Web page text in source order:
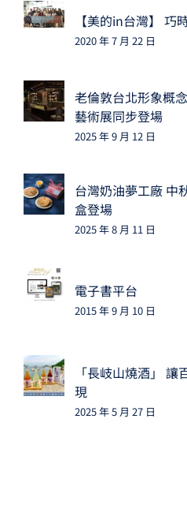
【美的in台灣】 巧
2020 年 7 月 22 日
老倫敦台北形象概
藝術展同步登場
2025 年 9 月 12 日
台灣奶油夢工廠 中
盒登場
2025 年 8 月 11 日
電子書平台
2015 年 9 月 10 日
「長岐山燒酒」
現
2025 年 5 月 27 日